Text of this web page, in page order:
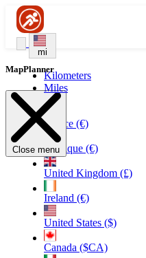
mi
Kilometers
Miles
France (€)
Belgique (€)
United Kingdom (£)
Ireland (€)
United States ($)
Canada ($CA)
MapPlanner
Close menu